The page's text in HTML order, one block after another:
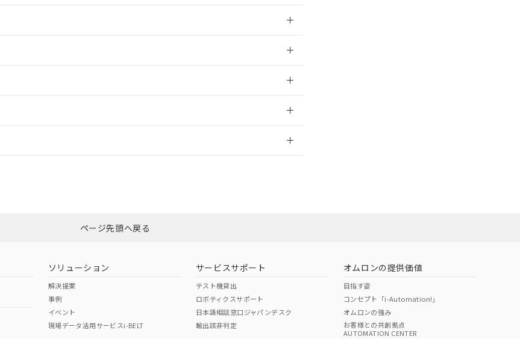
ダウンロードはこちら
（日本
（アメリカ
ページ先頭へ戻る
ソリューション
解決提案
事例
イベント
現場データ活用サービスi-BELT
サービスサポート
テスト機貸出
ロボティクスサポート
日本語相談窓口ジャパンデスク
輸出該非判定
オムロンの提供価値
目指す姿
コンセプト「i-Automation!」
オムロンの強み
お客様との共創拠点
AUTOMATION CENTER